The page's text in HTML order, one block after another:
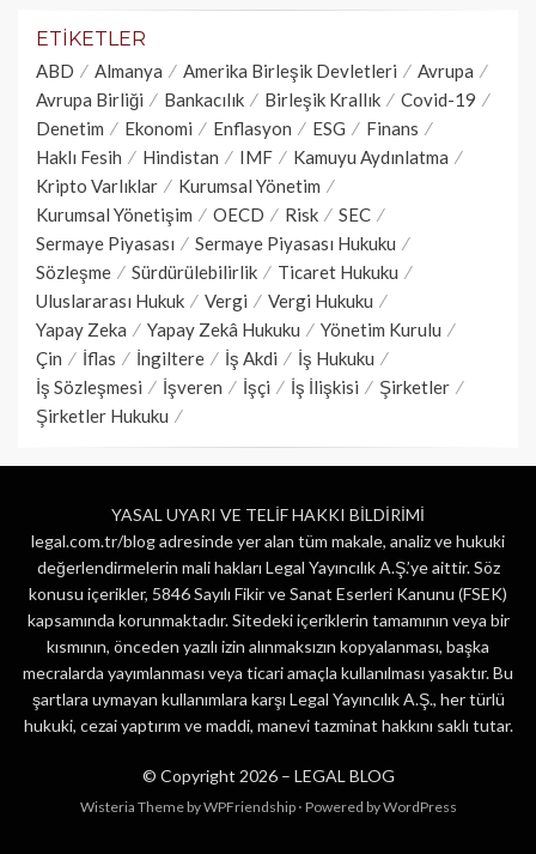
ETIKETLER
ABD Almanya Amerika Birleşik Devletleri
Avrupa
Avrupa Birliği
Bankacılık Birleşik Krallık
Covid-19
Denetim
Ekonomi Enflasyon ESG
Finans
Haklı Fesih
Hindistan IMF
Kamuyu Aydınlatma
Kripto Varlıklar
Kurumsal Yönetim
Kurumsal Yönetişim
OECD Risk
SEC
Sermaye Piyasası
Sermaye Piyasası Hukuku
Sözleşme
Sürdürülebilirlik
Ticaret Hukuku
Uluslararası Hukuk
Vergi
Vergi Hukuku
Yapay Zeka
Yapay Zekâ Hukuku
Yönetim Kurulu
Çin
İflas İngiltere İş Akdi
İş Hukuku
İş Sözleşmesi
İşveren İşçi İş İlişkisi
Şirketler
Şirketler Hukuku
YASAL UYARI VE TELİF HAKKI BİLDİRİMİ
legal.com.tr/blog adresinde yer alan tüm makale, analiz ve hukuki
değerlendirmelerin mali hakları Legal Yayıncılık A.Ş.’ye aittir. Söz
konusu içerikler, 5846 Sayılı Fikir ve Sanat Eserleri Kanunu (FSEK)
kapsamında korunmaktadır. Sitedeki içeriklerin tamamının veya bir
kısmının, önceden yazılı izin alınmaksızın kopyalanması, başka
mecralarda yayımlanması veya ticari amaçla kullanılması yasaktır. Bu
şartlara uymayan kullanımlara karşı Legal Yayıncılık A.Ş., her türlü
hukuki, cezai yaptırım ve maddi, manevi tazminat hakkını saklı tutar.
© Copyright 2026 – LEGAL BLOG
Wisteria Theme byWPFriendship ⋅ Powered byWordPress